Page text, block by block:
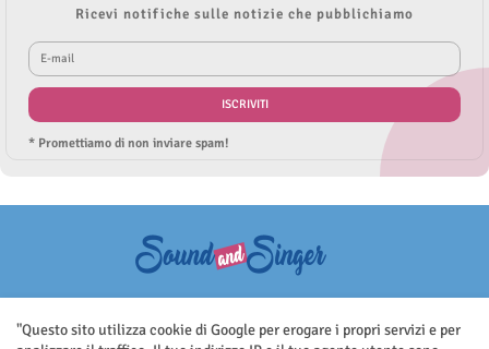
Ricevi notifiche sulle notizie che pubblichiamo
* Promettiamo di non inviare spam!
aggiornato senza nessuna periodicità. Non può pertanto considerarsi
"Questo sito utilizza cookie di Google per erogare i propri servizi e per